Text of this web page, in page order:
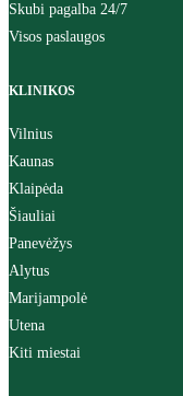
Skubi pagalba 24/7
Visos paslaugos
KLINIKOS
Vilnius
Kaunas
Klaipėda
Šiauliai
Panevėžys
Alytus
Marijampolė
Utena
Kiti miestai